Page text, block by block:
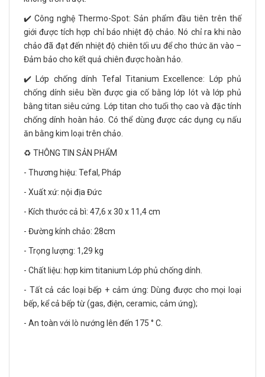
✔️ Công nghệ Thermo-Spot: Sản phẩm đầu tiên trên thế
giới được tích hợp chỉ báo nhiệt độ chảo. Nó chỉ ra khi nào
chảo đã đạt đến nhiệt độ chiên tối ưu để cho thức ăn vào –
Đảm bảo cho kết quả chiên được hoàn hảo.
✔️ Lớp chống dính Tefal Titanium Excellence: Lớp phủ
chống dính siêu bền được gia cố bằng lớp lót và lớp phủ
bằng titan siêu cứng. Lớp titan cho tuổi thọ cao và đặc tính
chống dính hoàn hảo. Có thể dùng được các dụng cụ nấu
ăn bằng kim loại trên chảo.
♻️ THÔNG TIN SẢN PHẨM
- Thương hiệu: Tefal, Pháp
- Xuất xứ: nội địa Đức
- Kích thước cả bì: 47,6 x 30 x 11,4 cm
- Đường kính chảo: 28cm
- Trọng lượng: 1,29 kg
- Chất liệu: hợp kim titanium Lớp phủ chống dính.
- Tất cả các loại bếp + cảm ứng: Dùng được cho mọi loại
bếp, kể cả bếp từ (gas, điện, ceramic, cảm ứng);
- An toàn với lò nướng lên đến 175 ° C.